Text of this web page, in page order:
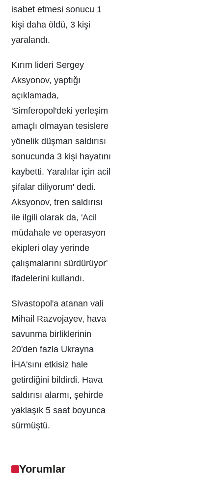
isabet etmesi sonucu 1
kişi daha öldü, 3 kişi
yaralandı.
Kırım lideri Sergey
Aksyonov, yaptığı
açıklamada,
'Simferopol'deki yerleşim
amaçlı olmayan tesislere
yönelik düşman saldırısı
sonucunda 3 kişi hayatını
kaybetti. Yaralılar için acil
şifalar diliyorum' dedi.
Aksyonov, tren saldırısı
ile ilgili olarak da, 'Acil
müdahale ve operasyon
ekipleri olay yerinde
çalışmalarını sürdürüyor'
ifadelerini kullandı.
Sivastopol'a atanan vali
Mihail Razvojayev, hava
savunma birliklerinin
20'den fazla Ukrayna
İHA'sını etkisiz hale
getirdiğini bildirdi. Hava
saldırısı alarmı, şehirde
yaklaşık 5 saat boyunca
sürmüştü.
Yorumlar